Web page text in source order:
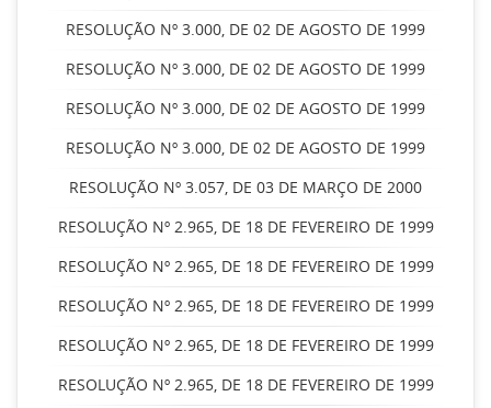
RESOLUÇÃO Nº 3.000, DE 02 DE AGOSTO DE 1999
RESOLUÇÃO Nº 3.000, DE 02 DE AGOSTO DE 1999
RESOLUÇÃO Nº 3.000, DE 02 DE AGOSTO DE 1999
RESOLUÇÃO Nº 3.000, DE 02 DE AGOSTO DE 1999
RESOLUÇÃO Nº 3.057, DE 03 DE MARÇO DE 2000
RESOLUÇÃO Nº 2.965, DE 18 DE FEVEREIRO DE 1999
RESOLUÇÃO Nº 2.965, DE 18 DE FEVEREIRO DE 1999
RESOLUÇÃO Nº 2.965, DE 18 DE FEVEREIRO DE 1999
RESOLUÇÃO Nº 2.965, DE 18 DE FEVEREIRO DE 1999
RESOLUÇÃO Nº 2.965, DE 18 DE FEVEREIRO DE 1999